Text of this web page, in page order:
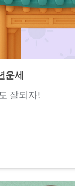
운세
잘되자!